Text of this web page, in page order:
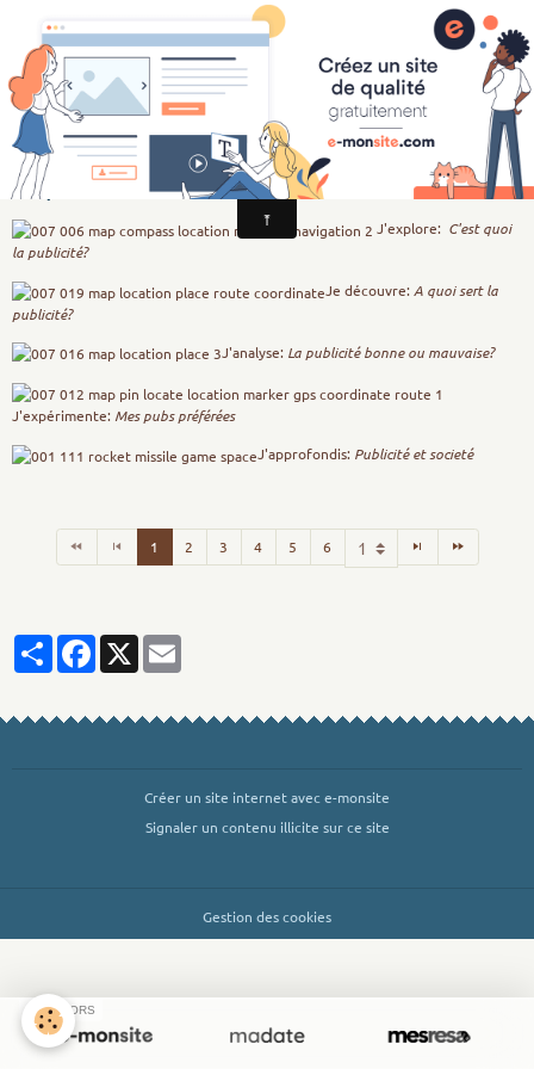
CSI Education aux Médias et à l'Information
Décrypter la publicité 6ème
Le parcours
J'explore: C'est quoi
la publicité?
Je découvre: A quoi sert la
publicité?
J'analyse: La publicité bonne ou mauvaise?
J'expérimente: Mes pubs préférées
J'approfondis: Publicité et societé
1 2 3 4 5 6
PartagerFacebook
X
Créer un site internet avec e-monsite
Signaler un contenu illicite sur ce site
Gestion des cookies
SPONSORS